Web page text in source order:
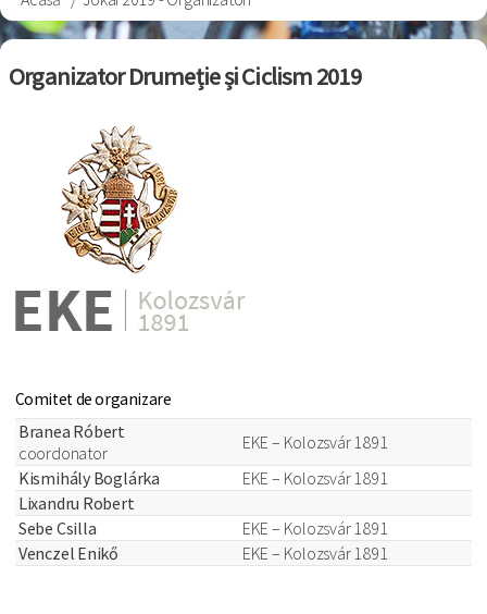
Breadcrumb
Organizator Drumeție și Ciclism 2019
Comitet de organizare
Branea Róbert
coordonator
EKE – Kolozsvár 1891
Kismihály Boglárka
EKE – Kolozsvár 1891
Lixandru Robert
Sebe Csilla
EKE – Kolozsvár 1891
Venczel Enikő
EKE – Kolozsvár 1891